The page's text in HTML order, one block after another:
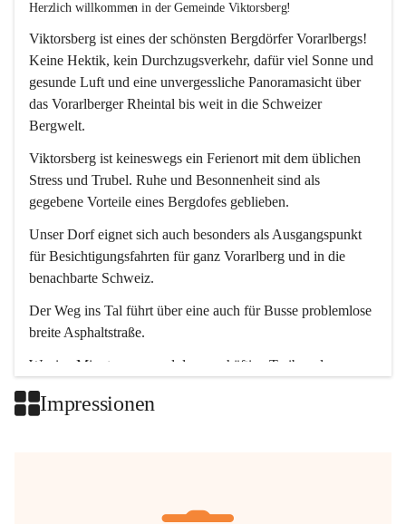
Herzlich willkommen in der Gemeinde Viktorsberg!
Viktorsberg ist eines der schönsten Bergdörfer Vorarlbergs!
Keine Hektik, kein Durchzugsverkehr, dafür viel Sonne und
gesunde Luft und eine unvergessliche Panoramasicht über
das Vorarlberger Rheintal bis weit in die Schweizer
Bergwelt.
Viktorsberg ist keineswegs ein Ferienort mit dem üblichen
Stress und Trubel. Ruhe und Besonnenheit sind als
gegebene Vorteile eines Bergdofes geblieben.
Unser Dorf eignet sich auch besonders als Ausgangspunkt
für Besichtigungsfahrten für ganz Vorarlberg und in die
benachbarte Schweiz.
Der Weg ins Tal führt über eine auch für Busse problemlose
breite Asphaltstraße.
Wenige Minuten nur, und das geschäftige Treiben der
Impressionen